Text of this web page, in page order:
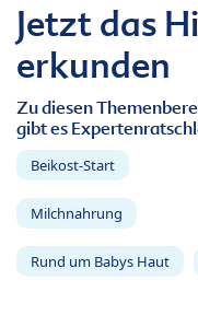
Jetzt das
erkunden
Zu diesen
gibt es
Beikost-Start
Milchnahrung
Rund um Babys Haut